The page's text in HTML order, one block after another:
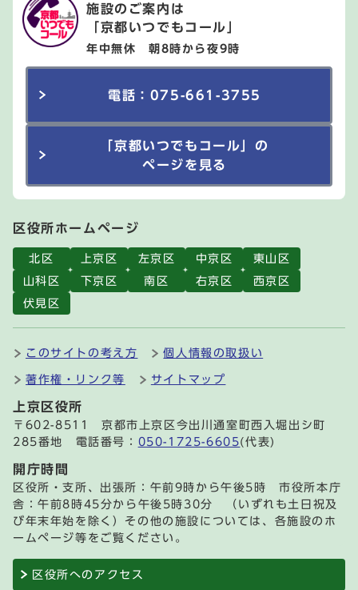
施設のご案内は
「京都いつでもコール」
年中無休 朝8時から夜9時
電話：075-661-3755
「京都いつでもコール」の
ページを見る
区役所ホームページ
北区 上京区 左京区 中京区
東山区
山科区
下京区 南区 右京区
西京区
伏見区
このサイトの考え方 個人情報の取扱い
著作権・リンク等 サイトマップ
上京区役所
〒602-8511 京都市上京区今出川通室町西入堀出シ町
285番地 電話番号： 050-1725-6605(代表)
開庁時間
区役所・支所、出張所：午前9時から午後5時 市役所本庁
舎：午前8時45分から午後5時30分 （いずれも土日祝及
び年末年始を除く）その他の施設については、各施設のホ
ームページ等をご覧ください。
区役所へのアクセス